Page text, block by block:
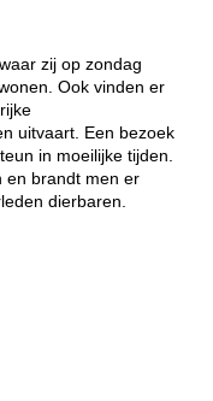
zij op zondag
Ook vinden er
uitvaart. Een bezoek
in moeilijke tijden.
en brandt men er
dierbaren.